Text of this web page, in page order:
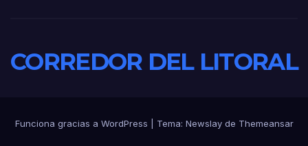
CORREDOR DEL LITORAL
Funciona gracias a WordPress Tema: Newslayde Themeansar